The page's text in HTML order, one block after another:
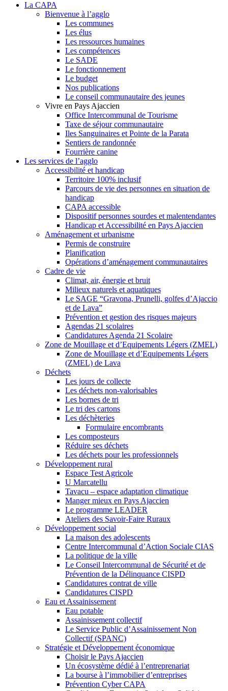
La CAPA
Bienvenue à l’agglo
Les communes
Les élus
Les ressources humaines
Les compétences
Le SADE
Le fonctionnement
Le budget
Nos publications
Le conseil communautaire des jeunes
Vivre en Pays Ajaccien
Office Intercommunal de Tourisme
Taxe de séjour communautaire
Iles Sanguinaires et Pointe de la Parata
Sentiers de randonnée
Fourrière canine
Les services de l’agglo
Accessibilité et handicap
Territoire 100% inclusif
Parcours de vie des personnes en situation de
handicap
CAPA accessible
Dispositif personnes sourdes et malentendantes
Handicap et Accessibilité en Pays Ajaccien
Aménagement et urbanisme
Permis de construire
Planification
Opérations d’aménagement communautaires
Cadre de vie
Climat, air, énergie et bruit
Milieux naturels et aquatiques
Le SAGE “Gravona, Prunelli, golfes d’Ajaccio
et de Lava”
Prévention et gestion des risques majeurs
Agendas 21 scolaires
Candidatures Agenda 21 Scolaire
Zone de Mouillage et d’Equipements Légers (ZMEL)
Zone de Mouillage et d’Equipements Légers
(ZMEL) de Lava
Déchets
Les jours de collecte
Les déchets non-valorisables
Les bornes de tri
Le tri des cartons
Les déchèteries
Formulaire encombrants
Les composteurs
Réduire ses déchets
Les déchets pour les professionnels
Développement rural
Espace Test Agricole
U Marcatellu
Tavacu – espace adaptation climatique
Manger mieux en Pays Ajaccien
Le programme LEADER
Ateliers des Savoir-Faire Ruraux
Développement social
La maison des adolescents
Centre Intercommunal d’Action Sociale CIAS
La politique de la ville
Le Conseil Intercommunal de Sécurité et de
Prévention de la Délinquance CISPD
Candidatures contrat de ville
Candidatures CISPD
Eau et Assainissement
Eau potable
Assainissement collectif
Le Service Public d’Assainissement Non
Collectif (SPANC)
Stratégie et Développement économique
Choisir le Pays Ajaccien
Un écosystème dédié à l’entreprenariat
La bourse à l’immobilier d’entreprises
Prévention Cyber CAPA